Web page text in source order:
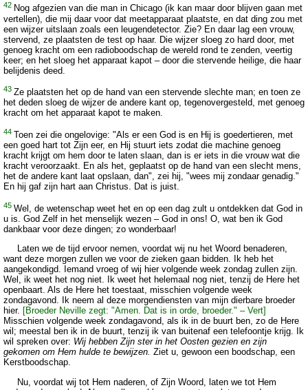
42 Nog afgezien van die man in Chicago (ik kan maar door blijven gaan met
vertellen), die mij daar voor dat meetapparaat plaatste, en dat ding zou met
een wijzer uitslaan zoals een leugendetector. Zie? En daar lag een vrouw,
stervend, ze plaatsten de test op haar. Die wijzer sloeg zo hard door, met
genoeg kracht om een radioboodschap de wereld rond te zenden, veertig
keer; en het sloeg het apparaat kapot – door die stervende heilige, die haar
belijdenis deed.
43 Ze plaatsten het op de hand van een stervende slechte man; en toen ze
het deden sloeg de wijzer de andere kant op, tegenovergesteld, met genoeg
kracht om het apparaat kapot te maken.
44 Toen zei die ongelovige: "Als er een God is en Hij is goedertieren, met
een goed hart tot Zijn eer, en Hij stuurt iets zodat die machine genoeg
kracht krijgt om hem door te laten slaan, dan is er iets in die vrouw wat die
kracht veroorzaakt. En als het, geplaatst op de hand van een slecht mens,
het de andere kant laat opslaan, dan", zei hij, "wees mij zondaar genadig."
En hij gaf zijn hart aan Christus. Dat is juist.
45 Wel, de wetenschap weet het en op een dag zult u ontdekken dat God in
u is. God Zelf in het menselijk wezen – God in ons! O, wat ben ik God
dankbaar voor deze dingen; zo wonderbaar!
Laten we de tijd ervoor nemen, voordat wij nu het Woord benaderen,
want deze morgen zullen we voor de zieken gaan bidden. Ik heb het
aangekondigd. Iemand vroeg of wij hier volgende week zondag zullen zijn.
Wel, ik weet het nog niet. Ik weet het helemaal nog niet, tenzij de Here het
openbaart. Als de Here het toestaat, misschien volgende week
zondagavond. Ik neem al deze morgendiensten van mijn dierbare broeder
hier. [Broeder Neville zegt: "Amen. Dat is in orde, broeder." – Vert]
Misschien volgende week zondagavond, als ik in de buurt ben, zo de Here
wil; meestal ben ik in de buurt, tenzij ik van buitenaf een telefoontje krijg. Ik
wil spreken over: Wij hebben Zijn ster in het Oosten gezien en zijn
gekomen om Hem hulde te bewijzen. Ziet u, gewoon een boodschap, een
Kerstboodschap.
Nu, voordat wij tot Hem naderen, of Zijn Woord, laten we tot Hem